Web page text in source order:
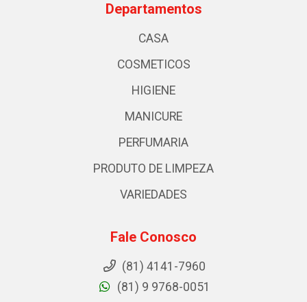
Departamentos
CASA
COSMETICOS
HIGIENE
MANICURE
PERFUMARIA
PRODUTO DE LIMPEZA
VARIEDADES
Fale Conosco
(81) 4141-7960
(81) 9 9768-0051